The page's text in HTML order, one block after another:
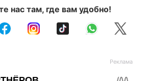
нас там, где вам удобно!